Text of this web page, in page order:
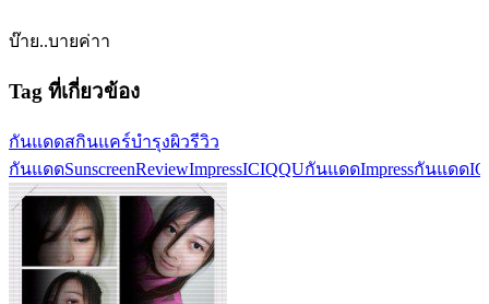
บ๊าย..บายค่าา
Tag ที่เกี่ยวข้อง
กันแดดสกินแคร์บำรุงผิวรีวิว
กันแดดSunscreenReviewImpressICIQQUกันแดดImpressกันแดด